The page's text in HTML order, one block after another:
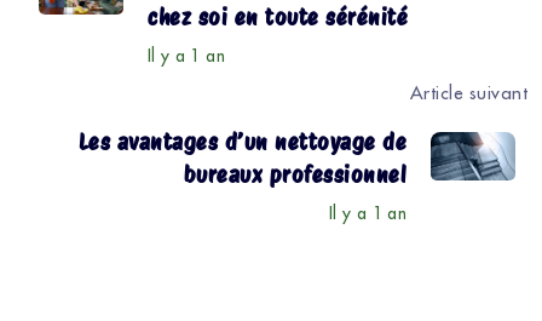
chez soi en toute sérénité
Il y a 1 an
Article suivant
Les avantages d’un nettoyage de
bureaux professionnel
Il y a 1 an